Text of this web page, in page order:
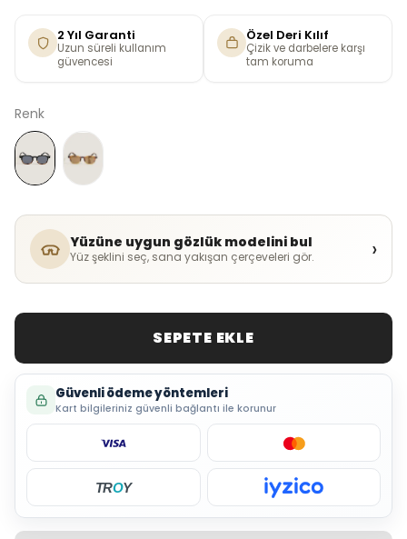
2 Yıl Garanti
Uzun süreli kullanım
güvencesi
Özel Deri Kılıf
Çizik ve darbelere karşı
tam koruma
Renk
Yüzüne uygun gözlük modelini bul
Yüz şeklini seç, sana yakışan çerçeveleri gör. ›
SEPETE EKLE
Güvenli ödeme yöntemleri
Kart bilgileriniz güvenli bağlantı ile korunur
TROY